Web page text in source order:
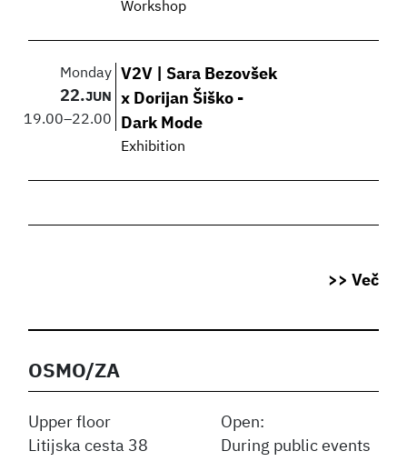
Workshop
Monday
22.JUN
19.00–22.00
V2V | Sara Bezovšek
x Dorijan Šiško -
Dark Mode
Exhibition
>> Več
OSMO/ZA
Upper floor
Litijska cesta 38
Open:
During public events